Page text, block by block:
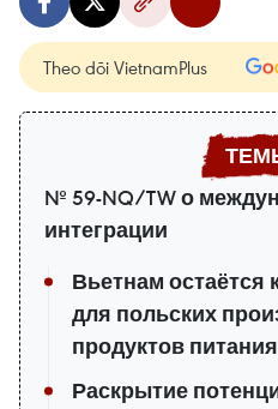
Theo dõi VietnamPlus
№ 59-NQ/TW о
интеграции
Вьетнам
для польских
продуктов питания
Раскрытие